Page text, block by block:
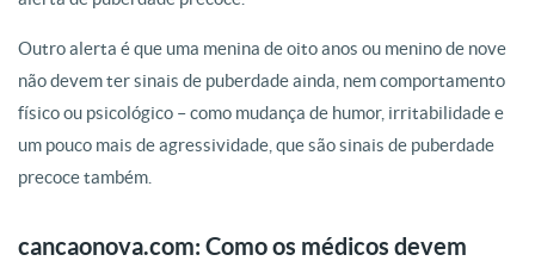
Outro alerta é que uma menina de oito anos ou menino de nove
não devem ter sinais de puberdade ainda, nem comportamento
físico ou psicológico – como mudança de humor, irritabilidade e
um pouco mais de agressividade, que são sinais de puberdade
precoce também.
cancaonova.com: Como os médicos devem